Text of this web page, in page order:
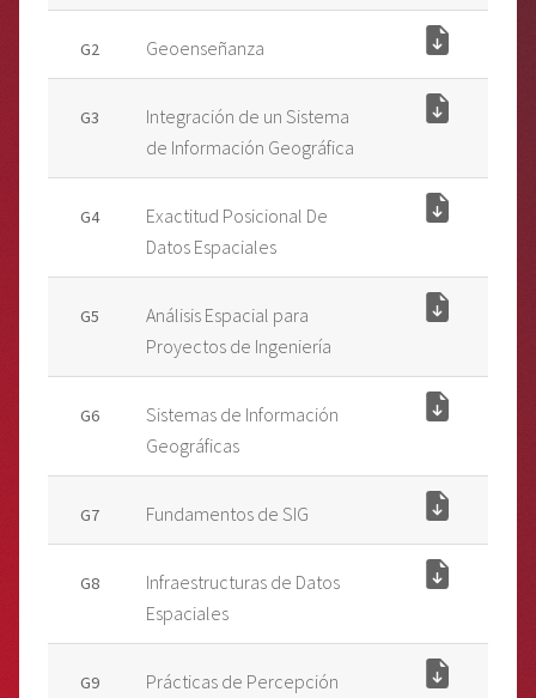
G2 Geoenseñanza
G3
Integración de un Sistema
de Información Geográfica
G4
Exactitud Posicional De
Datos Espaciales
G5
Análisis Espacial para
Proyectos de Ingeniería
G6
Sistemas de Información
Geográficas
G7 Fundamentos de SIG
G8
Infraestructuras de Datos
Espaciales
G9
Prácticas de Percepción